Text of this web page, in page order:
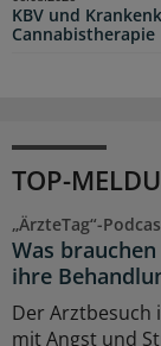
KBV und
Cannabistherapie
TOP-
„ÄrzteTag“-
Was
ihre
Der Arztbesuch
mit Angst und